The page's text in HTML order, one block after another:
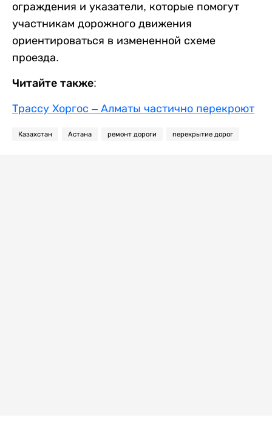
ограждения и указатели, которые помогут
участникам дорожного движения
ориентироваться в измененной схеме
проезда.
Читайте также:
Трассу Хоргос – Алматы частично перекроют
Казахстан Астана ремонт дороги перекрытие дорог